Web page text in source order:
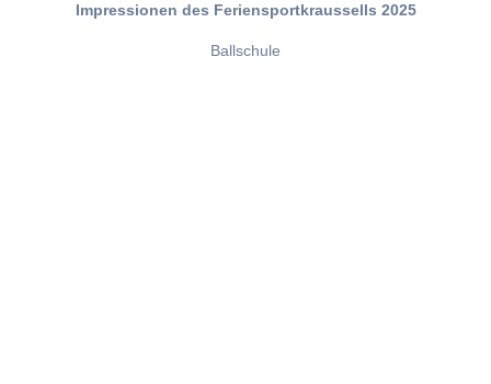
Impressionen des Feriensportkraussells 2025
Ballschule